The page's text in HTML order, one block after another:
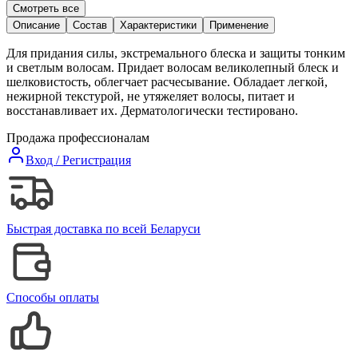
Смотреть все
Описание
Состав Характеристики Применение
Для придания силы, экстремального блеска и защиты тонким
и светлым волосам. Придает волосам великолепный блеск и
шелковистость, облегчает расчесывание. Обладает легкой,
нежирной текстурой, не утяжеляет волосы, питает и
восстанавливает их. Дерматологически тестировано.
Продажа профессионалам
Вход / Регистрация
Быстрая доставка по всей Беларуси
Способы оплаты